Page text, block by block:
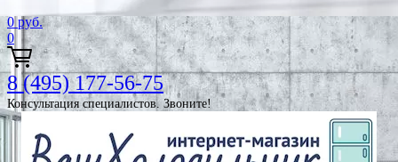
0 руб.
0
8 (495) 177-56-75
Консультация специалистов. Звоните!